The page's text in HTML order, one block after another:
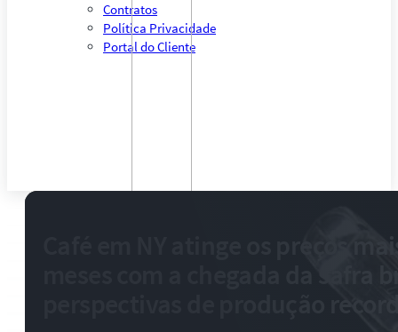
Contratos
Política Privacidade
Portal do Cliente